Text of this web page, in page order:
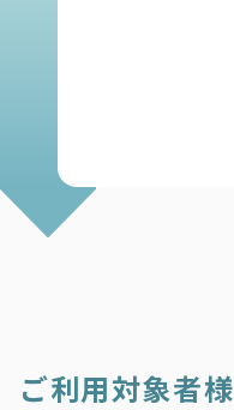
ご利用対象者様